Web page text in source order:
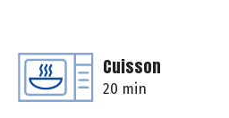
Cuisson
20 min